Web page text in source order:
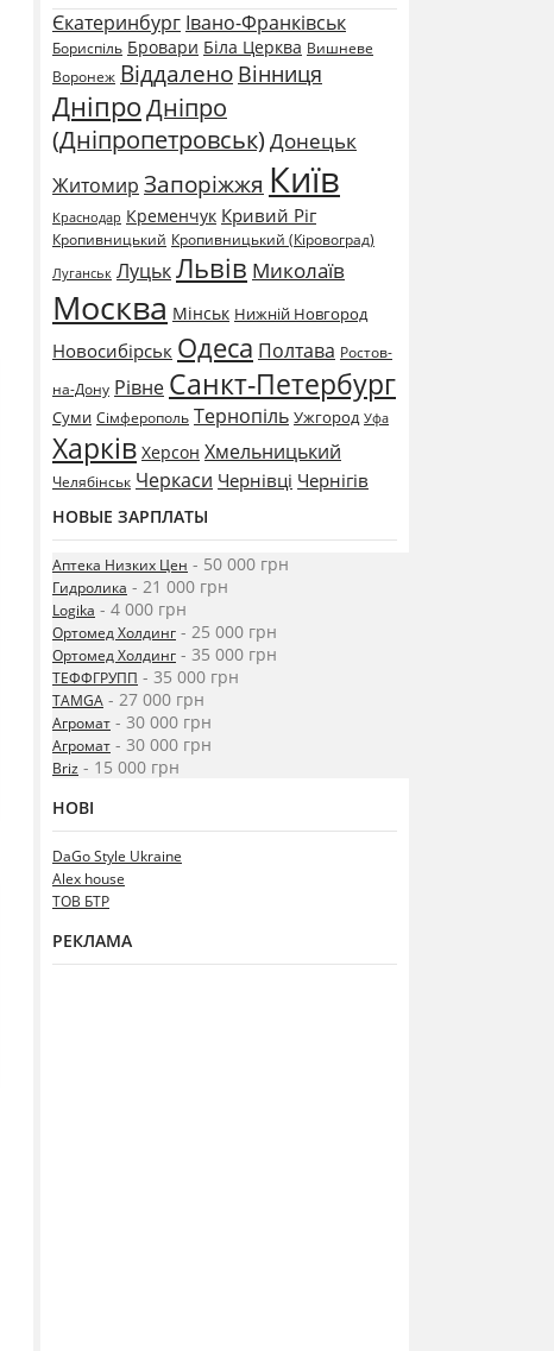
Єкатеринбург Івано-Франківськ
Бориспіль Бровари Біла Церква Вишневе
Воронеж Віддалено Вінниця
ДніпроДніпро
(Дніпропетровськ) Донецьк
Житомир Запоріжжя Київ
Краснодар Кременчук Кривий Ріг
Кропивницький Кропивницький (Кіровоград)
Луганськ ЛуцькЛьвів Миколаїв
Москва Мінськ Нижній Новгород
Новосибірськ Одеса Полтава Ростов-
на-Дону Рівне Санкт-Петербург
Суми Сімферополь Тернопіль Ужгород Уфа
Харків Херсон Хмельницький
Челябінськ Черкаси Чернівці Чернігів
НОВЫЕ ЗАРПЛАТЫ
Аптека Низких Цен - 50 000 грн
Гидролика - 21 000 грн
Logika - 4 000 грн
Ортомед Холдинг - 25 000 грн
Ортомед Холдинг - 35 000 грн
ТЕФФГРУПП - 35 000 грн
TAMGA - 27 000 грн
Агромат - 30 000 грн
Агромат - 30 000 грн
Briz - 15 000 грн
НОВІ
DaGo Style Ukraine
Alex house
ТОВ БТР
РЕКЛАМА